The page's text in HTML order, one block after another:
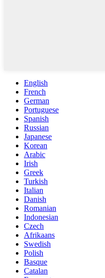
English
French
German
Portuguese
Spanish
Russian
Japanese
Korean
Arabic
Irish
Greek
Turkish
Italian
Danish
Romanian
Indonesian
Czech
Afrikaans
Swedish
Polish
Basque
Catalan